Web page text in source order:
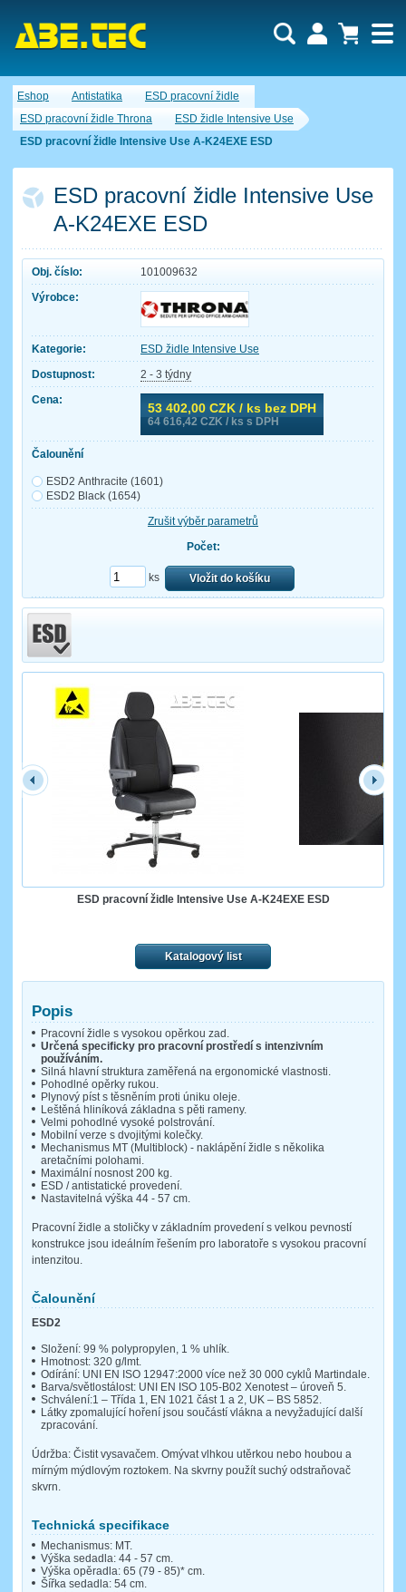
Eshop Antistatika
ESD pracovní židle
ESD pracovní židle Throna
ESD židle Intensive Use
ESD pracovní židle Intensive Use A-K24EXE ESD
ESD pracovní židle Intensive Use
A-K24EXE ESD
Obj. číslo:
101009632
Výrobce:
Kategorie:
ESD židle Intensive Use
Dostupnost:
2 - 3 týdny
Cena:
53 402,00 CZK / ks bez DPH
64 616,42 CZK / ks s DPH
Čalounění
ESD2 Anthracite (1601)
ESD2 Black (1654)
Zrušit výběr parametrů
Počet:
ks Vložit do košíku
ESD pracovní židle Intensive Use A-K24EXE ESD
Katalogový list
Popis
Pracovní židle s vysokou opěrkou zad.
Určená specificky pro pracovní prostředí s intenzivním
používáním.
Silná hlavní struktura zaměřená na ergonomické vlastnosti.
Pohodlné opěrky rukou.
Plynový píst s těsněním proti úniku oleje.
Leštěná hliníková základna s pěti rameny.
Velmi pohodlné vysoké polstrování.
Mobilní verze s dvojitými kolečky.
Mechanismus MT (Multiblock) - naklápění židle s několika
aretačními polohami.
Maximální nosnost 200 kg.
ESD / antistatické provedení.
Nastavitelná výška 44 - 57 cm.
Pracovní židle a stoličky v základním provedení s velkou pevností
konstrukce jsou ideálním řešením pro laboratoře s vysokou pracovní
intenzitou.
Čalounění
ESD2
Složení: 99 % polypropylen, 1 % uhlík.
Hmotnost: 320 g/lmt.
Odírání: UNI EN ISO 12947:2000 více než 30 000 cyklů Martindale.
Barva/světlostálost: UNI EN ISO 105-B02 Xenotest – úroveň 5.
Schválení:1 – Třída 1, EN 1021 část 1 a 2, UK – BS 5852.
Látky zpomalující hoření jsou součástí vlákna a nevyžadující další
zpracování.
Údržba: Čistit vysavačem. Omývat vlhkou utěrkou nebo houbou a
mírným mýdlovým roztokem. Na skvrny použít suchý odstraňovač
skvrn.
Technická specifikace
Mechanismus: MT.
Výška sedadla: 44 - 57 cm.
Výška opěradla: 65 (79 - 85)* cm.
Šířka sedadla: 54 cm.
Nákupní košík je momentálně prázdný.
Cena celkem:0,00 CZK
Uživatel:
Heslo:
Zapomenuté heslo Nová registrace